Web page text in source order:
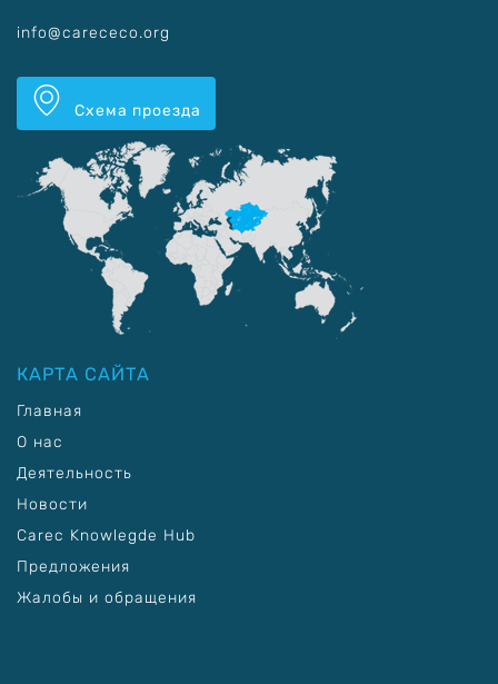
info@carececo.org
Схема проезда
КАРТА САЙТА
Главная
О нас
Деятельность
Новости
Carec Knowlegde Hub
Предложения
Жалобы и обращения